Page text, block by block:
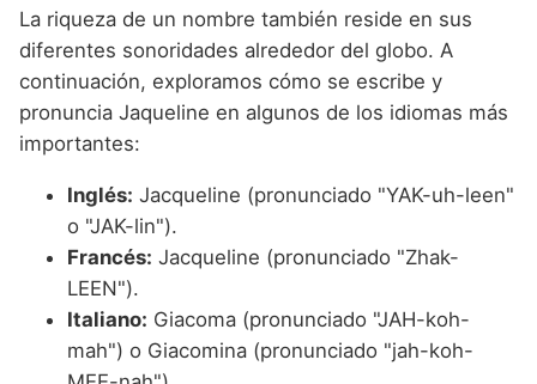
La riqueza de un nombre también reside en sus
diferentes sonoridades alrededor del globo. A
continuación, exploramos cómo se escribe y
pronuncia Jaqueline en algunos de los idiomas más
importantes:
Inglés: Jacqueline (pronunciado "YAK-uh-leen"
o "JAK-lin").
Francés: Jacqueline (pronunciado "Zhak-
LEEN").
Italiano: Giacoma (pronunciado "JAH-koh-
mah") o Giacomina (pronunciado "jah-koh-